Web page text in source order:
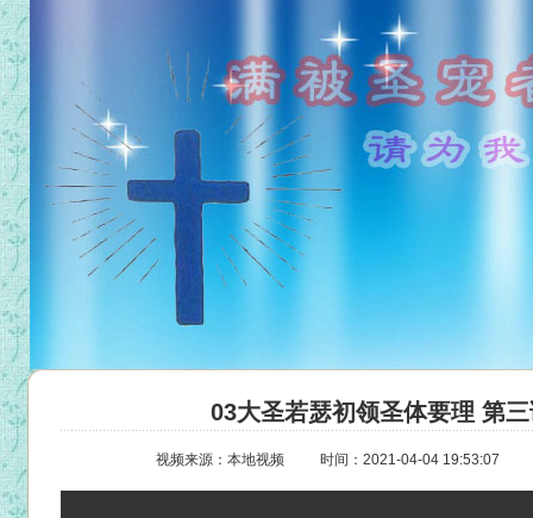
03大圣若瑟初领圣体要理 第
视频来源：本地视频 时间：2021-04-04 19:53:07